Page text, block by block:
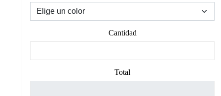
Cantidad
Total